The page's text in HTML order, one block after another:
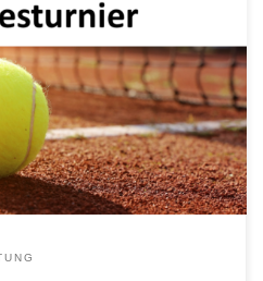
es soweit: Auf unserer Anlage in
Bräuer LK Tagesturnier statt!
und Herren 30 Einzel Bei Fragen
gern an unseren
Heiko Nebe, mobil: +49 174